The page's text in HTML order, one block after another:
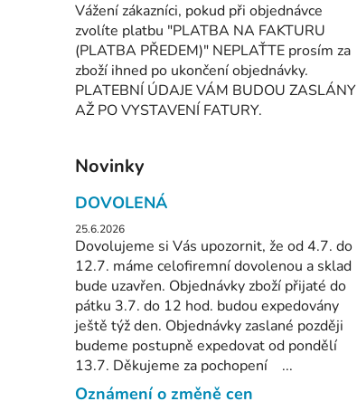
Vážení zákazníci, pokud při objednávce
zvolíte platbu "PLATBA NA FAKTURU
(PLATBA PŘEDEM)" NEPLAŤTE prosím za
zboží ihned po ukončení objednávky.
PLATEBNÍ ÚDAJE VÁM BUDOU ZASLÁNY
AŽ PO VYSTAVENÍ FATURY.
Novinky
DOVOLENÁ
25.6.2026
Dovolujeme si Vás upozornit, že od 4.7. do
12.7. máme celofiremní dovolenou a sklad
bude uzavřen. Objednávky zboží přijaté do
pátku 3.7. do 12 hod. budou expedovány
ještě týž den. Objednávky zaslané později
budeme postupně expedovat od pondělí
13.7. Děkujeme za pochopení ...
Oznámení o změně cen